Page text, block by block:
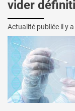
vider
Actualité publiée il y a